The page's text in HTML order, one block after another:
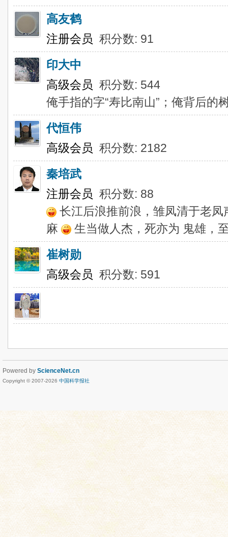
高友鹤
注册会员 积分数: 91
印大中
高级会员 积分数: 544
俺手指的字“寿比南山”；俺背后的
代恒伟
高级会员 积分数: 2182
秦培武
注册会员 积分数: 88
长江后浪推前浪，雏凤清于老
麻
生当做人杰，死亦为 鬼雄，
崔树勋
高级会员 积分数: 591
Powered by ScienceNet.cn
Copyright © 2007-2026 中国科学报社